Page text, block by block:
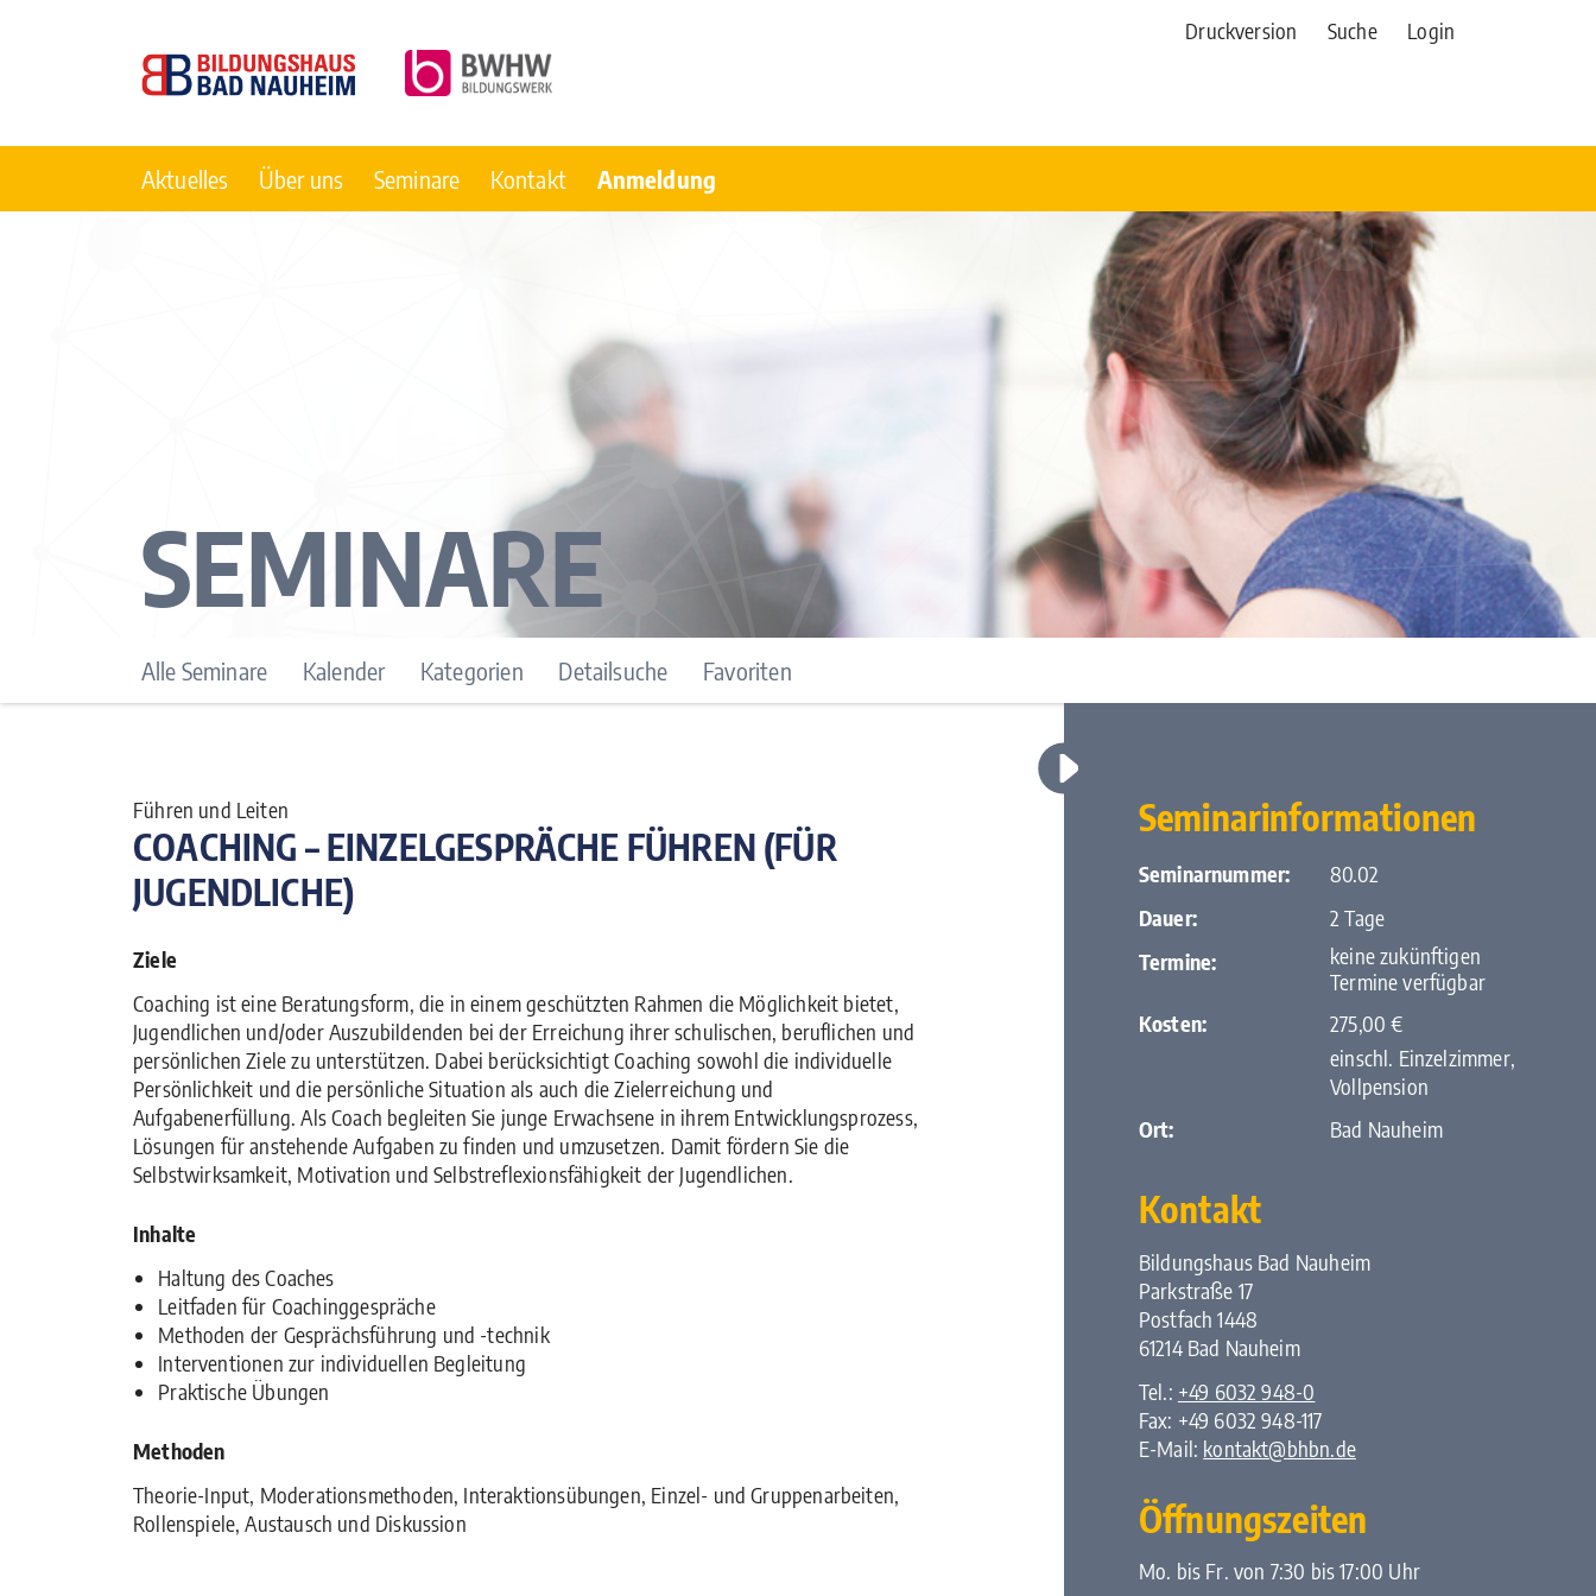
Druckversion Suche Login
Aktuelles Über uns Seminare Kontakt Anmeldung
SEMINARE
Alle Seminare Kalender Kategorien Detailsuche Favoriten
Führen und Leiten
COACHING – EINZELGESPRÄCHE FÜHREN (FÜR
JUGENDLICHE)
Ziele
Coaching ist eine Beratungsform, die in einem geschützten Rahmen die Möglichkeit bietet,
Jugendlichen und/oder Auszubildenden bei der Erreichung ihrer schulischen, beruflichen und
persönlichen Ziele zu unterstützen. Dabei berücksichtigt Coaching sowohl die individuelle
Persönlichkeit und die persönliche Situation als auch die Zielerreichung und
Aufgabenerfüllung. Als Coach begleiten Sie junge Erwachsene in ihrem Entwicklungsprozess,
Lösungen für anstehende Aufgaben zu finden und umzusetzen. Damit fördern Sie die
Selbstwirksamkeit, Motivation und Selbstreflexionsfähigkeit der Jugendlichen.
Inhalte
Haltung des Coaches
Leitfaden für Coachinggespräche
Methoden der Gesprächsführung und -technik
Interventionen zur individuellen Begleitung
Praktische Übungen
Methoden
Theorie-Input, Moderationsmethoden, Interaktionsübungen, Einzel- und Gruppenarbeiten,
Rollenspiele, Austausch und Diskussion
Seminarinformationen
Seminarnummer:
80.02
Dauer:
2 Tage
Termine:
keine zukünftigen
Termine verfügbar
Kosten:
275,00 €
einschl. Einzelzimmer,
Vollpension
Ort:
Bad Nauheim
Kontakt
Bildungshaus Bad Nauheim
Parkstraße 17
Postfach 1448
61214 Bad Nauheim
Tel.: +49 6032 948-0
Fax: +49 6032 948-117
E-Mail: kontakt@bhbn.de
Öffnungszeiten
Mo. bis Fr. von 7:30 bis 17:00 Uhr